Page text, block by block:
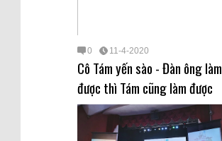
0 11-4-2020
Cô Tám yến sào - Đàn ông làm
được thì Tám cũng làm được